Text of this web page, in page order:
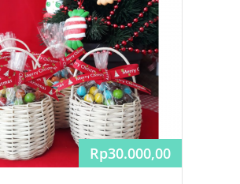
Rp30.000,00